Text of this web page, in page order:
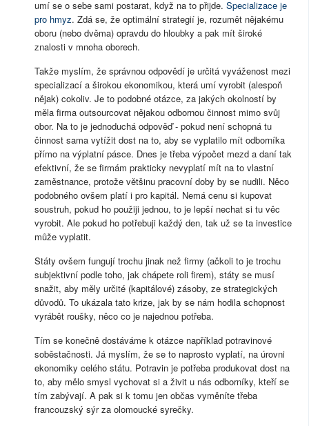
umí se o sebe sami postarat, když na to přijde. Specializace je
pro hmyz. Zdá se, že optimální strategií je, rozumět nějakému
oboru (nebo dvěma) opravdu do hloubky a pak mít široké
znalosti v mnoha oborech.
Takže myslím, že správnou odpovědí je určitá vyváženost mezi
specializací a širokou ekonomikou, která umí vyrobit (alespoň
nějak) cokoliv. Je to podobné otázce, za jakých okolností by
měla firma outsourcovat nějakou odbornou činnost mimo svůj
obor. Na to je jednoduchá odpověď - pokud není schopná tu
činnost sama vytížit dost na to, aby se vyplatilo mít odborníka
přímo na výplatní pásce. Dnes je třeba výpočet mezd a daní tak
efektivní, že se firmám prakticky nevyplatí mít na to vlastní
zaměstnance, protože většinu pracovní doby by se nudili. Něco
podobného ovšem platí i pro kapitál. Nemá cenu si kupovat
soustruh, pokud ho použiji jednou, to je lepší nechat si tu věc
vyrobit. Ale pokud ho potřebuji každý den, tak už se ta investice
může vyplatit.
Státy ovšem fungují trochu jinak než firmy (ačkoli to je trochu
subjektivní podle toho, jak chápete roli firem), státy se musí
snažit, aby měly určité (kapitálové) zásoby, ze strategických
důvodů. To ukázala tato krize, jak by se nám hodila schopnost
vyrábět roušky, něco co je najednou potřeba.
Tím se konečně dostáváme k otázce například potravinové
soběstačnosti. Já myslím, že se to naprosto vyplatí, na úrovni
ekonomiky celého státu. Potravin je potřeba produkovat dost na
to, aby mělo smysl vychovat si a živit u nás odborníky, kteří se
tím zabývají. A pak si k tomu jen občas vyměníte třeba
francouzský sýr za olomoucké syrečky.